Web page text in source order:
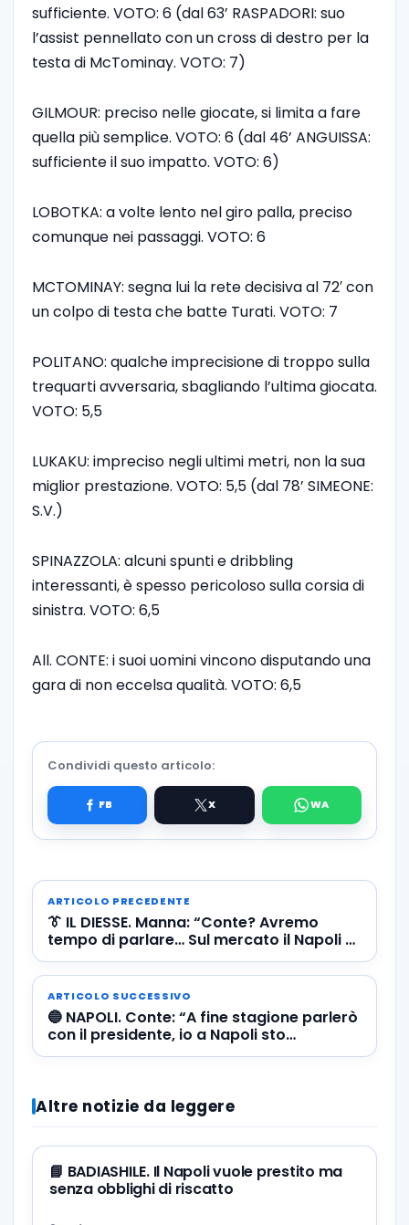
sufficiente. VOTO: 6 (dal 63’ RASPADORI: suo
l’assist pennellato con un cross di destro per la
testa di McTominay. VOTO: 7)
GILMOUR: preciso nelle giocate, si limita a fare
quella più semplice. VOTO: 6 (dal 46’ ANGUISSA:
sufficiente il suo impatto. VOTO: 6)
LOBOTKA: a volte lento nel giro palla, preciso
comunque nei passaggi. VOTO: 6
MCTOMINAY: segna lui la rete decisiva al 72′ con
un colpo di testa che batte Turati. VOTO: 7
POLITANO: qualche imprecisione di troppo sulla
trequarti avversaria, sbagliando l’ultima giocata.
VOTO: 5,5
LUKAKU: impreciso negli ultimi metri, non la sua
miglior prestazione. VOTO: 5,5 (dal 78’ SIMEONE:
S.V.)
SPINAZZOLA: alcuni spunti e dribbling
interessanti, è spesso pericoloso sulla corsia di
sinistra. VOTO: 6,5
All. CONTE: i suoi uomini vincono disputando una
gara di non eccelsa qualità. VOTO: 6,5
Condividi questo articolo:
ARTICOLO PRECEDENTE
👔 IL DIESSE. Manna: “Conte? Avremo
tempo di parlare… Sul mercato il Napoli è
già molto attivo”
ARTICOLO SUCCESSIVO
🔵 NAPOLI. Conte: “A fine stagione parlerò
con il presidente, io a Napoli sto
benissimo ma ho una responsabilità”
Altre notizie da leggere
📘 BADIASHILE. Il Napoli vuole prestito ma
senza obblighi di riscatto